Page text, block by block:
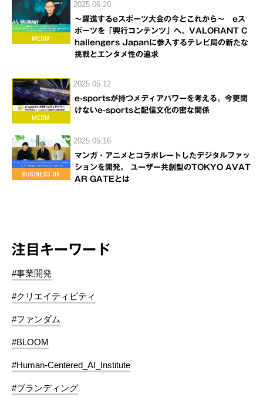
2025.06.20
～躍進するeスポーツ大会の今とこれから～ eス
ポーツを「興行コンテンツ」へ。VALORANT C
hallengers Japanに参入するテレビ局の新たな
挑戦とエンタメ性の追求
2025.05.12
e-sportsが持つメディアパワーを考える。今更聞
けないe-sportsと配信文化の密な関係
2025.05.16
マンガ・アニメとコラボレートしたデジタルファッ
ションを開発。 ユーザー共創型のTOKYO AVAT
AR GATEとは
注目キーワード
#事業開発
#クリエイティビティ
#ファンダム
#BLOOM
#Human-Centered_AI_Institute
#ブランディング